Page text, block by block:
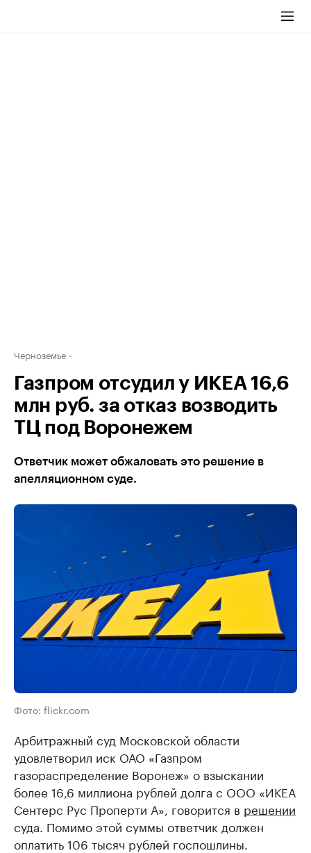
Черноземье
Газпром отсудил у ИКЕА 16,6
млн руб. за отказ возводить
ТЦ под Воронежем
Ответчик может обжаловать это решение в
апелляционном суде.
Фото: flickr.com
Арбитражный суд Московской области
удовлетворил иск ОАО «Газпром
газораспределение Воронеж» о взыскании
более 16,6 миллиона рублей долга с ООО «ИКЕА
Сентерс Рус Проперти А», говорится в решении
суда. Помимо этой суммы ответчик должен
оплатить 106 тысяч рублей госпошлины.